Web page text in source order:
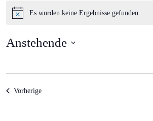
Veranstaltungen
Hinweis
Es wurden keine Ergebnisse gefunden.
Anstehende
VorherigeVeranstaltungen